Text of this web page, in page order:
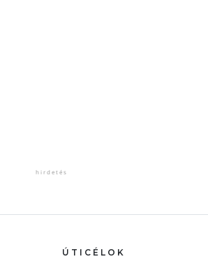
ÚTICÉLOK